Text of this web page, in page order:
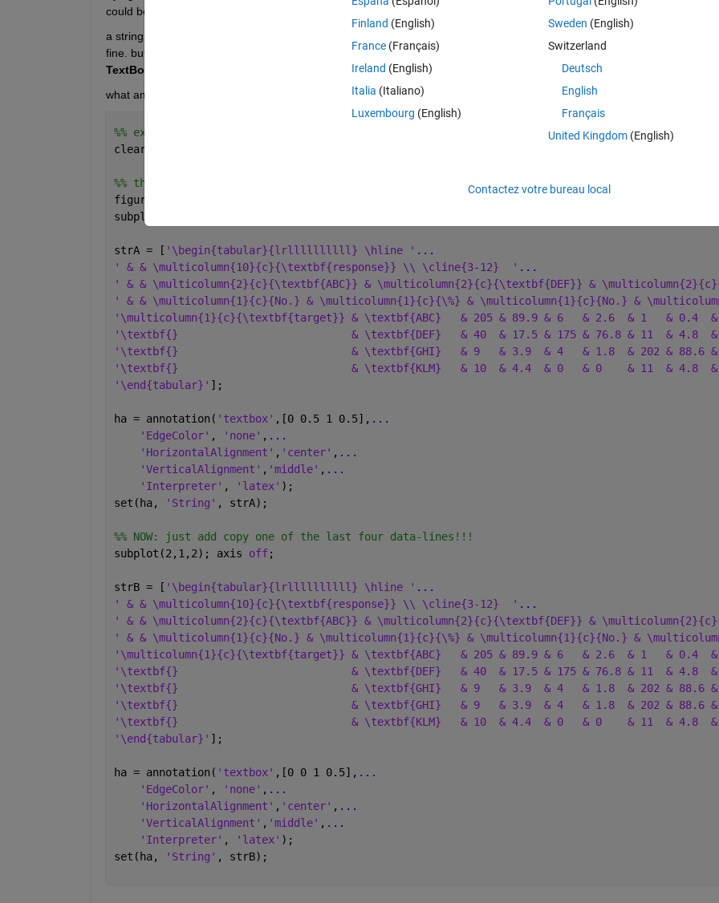
could be the cause for this effect.
a string, containing a latex formated table, is shown via an annotation textbox. in my example code, the upper table works
fine. but, when just adding another row of data (e.g. duplicate the 'GHI' row), results in an Warning: Error updating
TextBox
what am is missing???
%% example
clear
%% this works fine
figure()
subplot(2,1,1); axis
strA = [ '\begin{tabular}{lrllllllllll} \hline ' ...
' & & \multicolumn{10}{c}{\textbf{response}} \\ \cline{3-12}  ' ...
' & & \multicolumn{2}{c}{\textbf{ABC}} & \multicolumn{2}{c}{\textbf{DEF}} &
' & & \multicolumn{1}{c}{No.} & \multicolumn{1}{c}{\%} & \multicolumn{1}{c}{No.} &
'\multicolumn{1}{c}{\textbf{target}} & \textbf{ABC}   & 205 & 89.9 & 6   & 2.6  & 1   & 0.4
'\textbf{}                           & \textbf{DEF}   & 40  & 17.5 & 175 & 76.8 & 11  & 4.8  &
'\textbf{}                           & \textbf{GHI}   & 9   & 3.9  & 4   & 1.8  & 202 & 88.6 &
'\textbf{}                           & \textbf{KLM}   & 10  & 4.4  & 0   & 0    & 11  & 4.8  &
'\end{tabular}' ];
ha = annotation( 'textbox' ,[0 0.5 1 0.5], ...
'EdgeColor' , 'none' , ...
'HorizontalAlignment' , 'center' , ...
'VerticalAlignment' , 'middle' , ...
'Interpreter' , 'latex' );
set(ha,
'String' , strA);
%% NOW: just add copy one of the last four data-lines!!!
subplot(2,1,2); axis off;
strB = [ '\begin{tabular}{lrllllllllll} \hline ' ...
' & & \multicolumn{10}{c}{\textbf{response}} \\ \cline{3-12}  ' ...
' & & \multicolumn{2}{c}{\textbf{ABC}} & \multicolumn{2}{c}{\textbf{DEF}} &
' & & \multicolumn{1}{c}{No.} & \multicolumn{1}{c}{\%} & \multicolumn{1}{c}{No.} &
'\multicolumn{1}{c}{\textbf{target}} & \textbf{ABC}   & 205 & 89.9 & 6   & 2.6  & 1   & 0.4
'\textbf{}                           & \textbf{DEF}   & 40  & 17.5 & 175 & 76.8 & 11  & 4.8  &
'\textbf{}                           & \textbf{GHI}   & 9   & 3.9  & 4   & 1.8  & 202 & 88.6 &
'\textbf{}                           & \textbf{GHI}   & 9   & 3.9  & 4   & 1.8  & 202 & 88.6 &
'\textbf{}                           & \textbf{KLM}   & 10  & 4.4  & 0   & 0    & 11  & 4.8  &
'\end{tabular}' ];
ha = annotation( 'textbox' ,[0 0 1 0.5], ...
'EdgeColor' , 'none' , ...
'HorizontalAlignment' , 'center' , ...
'VerticalAlignment' , 'middle' , ...
'Interpreter' , 'latex' );
set(ha,
'String' , strB);
Finland (English)
France (Français)
Ireland (English)
Italia (Italiano)
Luxembourg (English)
Sweden (English)
Switzerland
Deutsch
English
Français
United Kingdom(English)
Contactez votre bureau local